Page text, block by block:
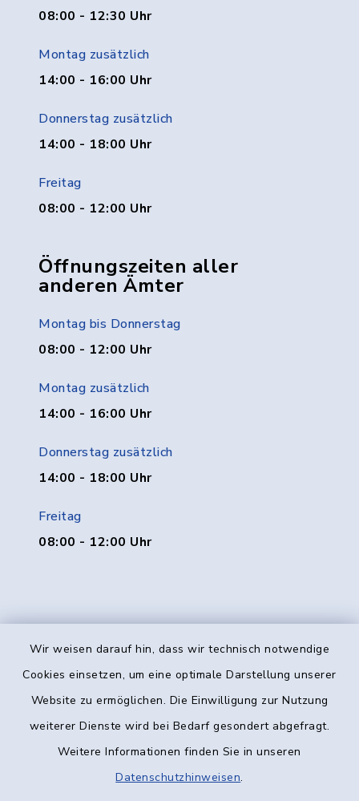
Wir weisen darauf hin, dass wir technisch notwendige
Cookies einsetzen, um eine optimale Darstellung unserer
Website zu ermöglichen. Die Einwilligung zur Nutzung
weiterer Dienste wird bei Bedarf gesondert abgefragt.
Weitere Informationen finden Sie in unseren
Datenschutzhinweisen.
08:00 - 12:30 Uhr
Montag zusätzlich
14:00 - 16:00 Uhr
Donnerstag zusätzlich
14:00 - 18:00 Uhr
Freitag
08:00 - 12:00 Uhr
Öffnungszeiten aller
anderen Ämter
Montag bis Donnerstag
08:00 - 12:00 Uhr
Montag zusätzlich
14:00 - 16:00 Uhr
Donnerstag zusätzlich
14:00 - 18:00 Uhr
Freitag
08:00 - 12:00 Uhr
Kontakt
Datenschutz